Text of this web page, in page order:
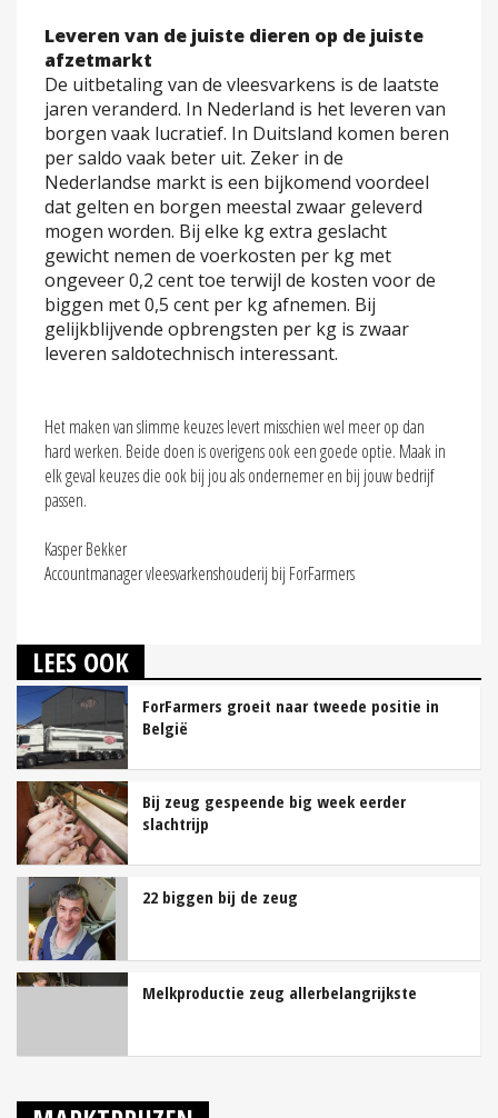
Leveren van de juiste dieren op de juiste
afzetmarkt
De uitbetaling van de vleesvarkens is de laatste
jaren veranderd. In Nederland is het leveren van
borgen vaak lucratief. In Duitsland komen beren
per saldo vaak beter uit. Zeker in de
Nederlandse markt is een bijkomend voordeel
dat gelten en borgen meestal zwaar geleverd
mogen worden. Bij elke kg extra geslacht
gewicht nemen de voerkosten per kg met
ongeveer 0,2 cent toe terwijl de kosten voor de
biggen met 0,5 cent per kg afnemen. Bij
gelijkblijvende opbrengsten per kg is zwaar
leveren saldotechnisch interessant.
Het maken van slimme keuzes levert misschien wel meer op dan
hard werken. Beide doen is overigens ook een goede optie. Maak in
elk geval keuzes die ook bij jou als ondernemer en bij jouw bedrijf
passen.
Kasper Bekker
Accountmanager vleesvarkenshouderij bij ForFarmers
LEES OOK
ForFarmers groeit naar tweede positie in
België
Bij zeug gespeende big week eerder
slachtrijp
22 biggen bij de zeug
Melkproductie zeug allerbelangrijkste